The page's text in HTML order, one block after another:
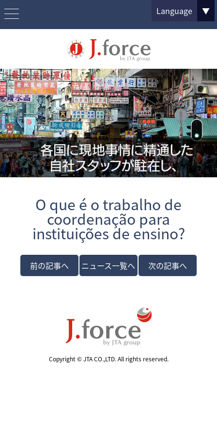
Language ▼
O que é o trabalho de
coordenação para
instituições de ensino?
前の記事へ ニュース一覧へ 次の記事へ
Copyright © JTA CO.,LTD. All rights reserved.